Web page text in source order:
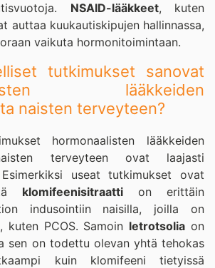
NSAID-lääkkeet, kuten
auttaa kuukautiskipujen hallinnassa,
vaikuta hormonitoimintaan.
tutkimukset sanovat
lääkkeiden
naisten terveyteen?
hormonaalisten lääkkeiden
terveyteen ovat laajasti
useat tutkimukset ovat
klomifeenisitraatti on erittäin
indusointiin naisilla, joilla on
kuten PCOS. Samoin letrotsolia on
sen on todettu olevan yhtä tehokas
kuin klomifeeni tietyissä